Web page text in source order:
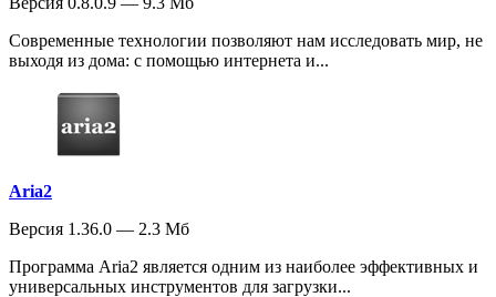
Современные технологии позволяют нам исследовать мир, не
выходя из дома: с помощью интернета и...
Aria2
Версия 1.36.0 — 2.3 Мб
Программа Aria2 является одним из наиболее эффективных и
универсальных инструментов для загрузки...